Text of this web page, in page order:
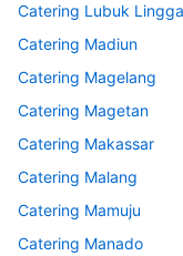
Catering Lubuk
Catering Madiun
Catering Magelang
Catering Magetan
Catering Makassar
Catering Malang
Catering Mamuju
Catering Manado